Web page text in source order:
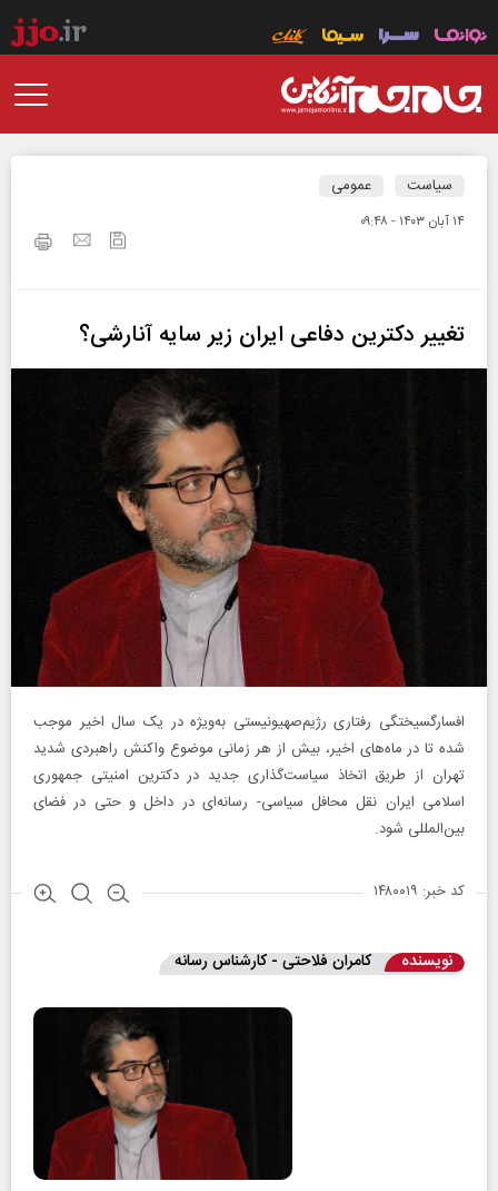
سیاست عمومی
۱۴ آبان ۱۴۰۳ - ۰۹:۴۸
تغییر دکترین دفاعی ایران زیر سایه آنارشی؟
افسارگسیختگی رفتاری رژیم‌صهیونیستی به‌ویژه در یک سال اخیر موجب
شده تا در ماه‌های اخیر، بیش از هر زمانی موضوع واکنش راهبردی شدید
تهران از طریق اتخاذ سیاست‌گذاری جدید در دکترین امنیتی جمهوری
اسلامی ایران نقل محافل سیاسی- رسانه‌ای در داخل و حتی در فضای
بین‌المللی شود.
کد خبر: ۱۴۸۰۰۱۹
نویسنده کامران فلاحتی - کارشناس رسانه